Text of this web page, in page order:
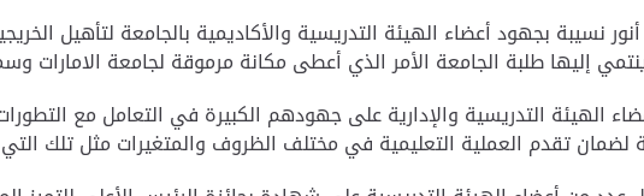
نسيبة بجهود أعضاء الهيئة التدريسية والأكاديمية بالجامعة لتأهيل
إليها طلبة الجامعة الأمر الذي أعطى مكانة مرموقة لجامعة الامارات
الهيئة التدريسية والإدارية على جهودهم الكبيرة في التعامل مع
لضمان تقدم العملية التعليمية في مختلف الظروف والمتغيرات مثل تلك